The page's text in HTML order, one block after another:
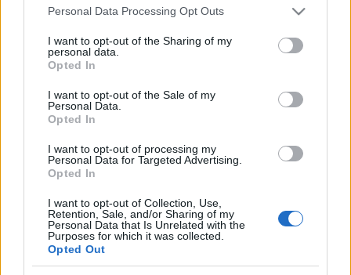
Please note that this website/app uses one or more Google
not limited to your visit or usage behaviour. You may click to
grant or deny consent to Google and its third-party tags to
use your data for below specified purposes in below Google
consent section.
Personal Data Processing Opt Outs
I want to opt-out of the Sharing of my
personal data.
Opted In
I want to opt-out of the Sale of my
Personal Data.
Opted In
I want to opt-out of processing my
Personal Data for Targeted Advertising.
Opted In
I want to opt-out of Collection, Use,
Retention, Sale, and/or Sharing of my
Personal Data that Is Unrelated with the
Purposes for which it was collected.
Opted Out
dolgozhatnak tovább projektjeiken
Szarajevóban.
Az ukrán filmesekkel történő együttműködés első jelenként
a Szarajevói Filmfesztivál a hivatalos YouTube-csatornájára
feltöltötte Szergej Loznica ukrán rendező
Reflections ) című alkotását, amely a Szarajevó Hídjai nevű
projekt keretében készült.